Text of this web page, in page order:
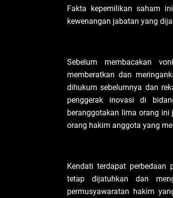
Fakta kepemilikan saham
kewenangan jabatan yang
Sebelum membacakan
memberatkan dan
dihukum sebelumnya dan
penggerak inovasi di
beranggotakan lima orang ini
orang hakim anggota yang
Kendati terdapat perbedaan
tetap dijatuhkan dan
permusyawaratan hakim